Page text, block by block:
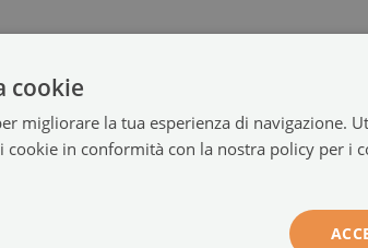
cookie
migliorare la tua esperienza di navigazione.
in conformità con la nostra policy per i